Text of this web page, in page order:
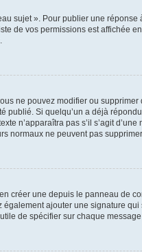
sujet ». Pour publier une
de vos permissions est affichée
ne pouvez modifier ou
Si quelqu’un a déjà
n’apparaîtra pas s’il s’agit
normaux ne peuvent pas
créer une depuis le panneau de
ajouter une signature
de spécifier sur chaque